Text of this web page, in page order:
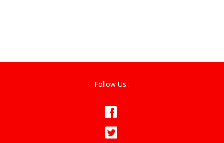
Follow Us :